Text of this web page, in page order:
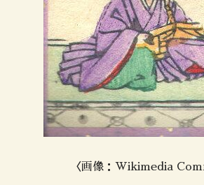
〈画像：Wikimedia